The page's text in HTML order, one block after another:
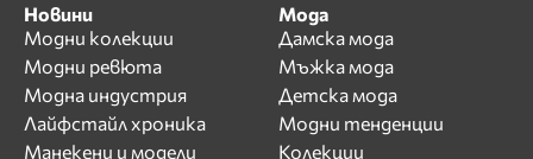
Новини
Модни колекции
Модни ревюта
Модна индустрия
Лайфстайл хроника
Манекени и модели
Мода
Дамска мода
Мъжка мода
Детска мода
Модни тенденции
Колекции